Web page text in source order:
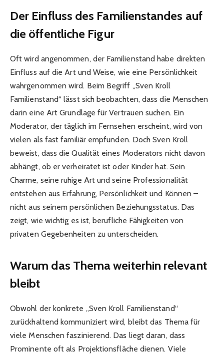
Der Einfluss des Familienstandes auf
die öffentliche Figur
Oft wird angenommen, der Familienstand habe direkten
Einfluss auf die Art und Weise, wie eine Persönlichkeit
wahrgenommen wird. Beim Begriff „Sven Kroll
Familienstand“ lässt sich beobachten, dass die Menschen
darin eine Art Grundlage für Vertrauen suchen. Ein
Moderator, der täglich im Fernsehen erscheint, wird von
vielen als fast familiär empfunden. Doch Sven Kroll
beweist, dass die Qualität eines Moderators nicht davon
abhängt, ob er verheiratet ist oder Kinder hat. Sein
Charme, seine ruhige Art und seine Professionalität
entstehen aus Erfahrung, Persönlichkeit und Können –
nicht aus seinem persönlichen Beziehungsstatus. Das
zeigt, wie wichtig es ist, berufliche Fähigkeiten von
privaten Gegebenheiten zu unterscheiden.
Warum das Thema weiterhin relevant
bleibt
Obwohl der konkrete „Sven Kroll Familienstand“
zurückhaltend kommuniziert wird, bleibt das Thema für
viele Menschen faszinierend. Das liegt daran, dass
Prominente oft als Projektionsfläche dienen. Viele